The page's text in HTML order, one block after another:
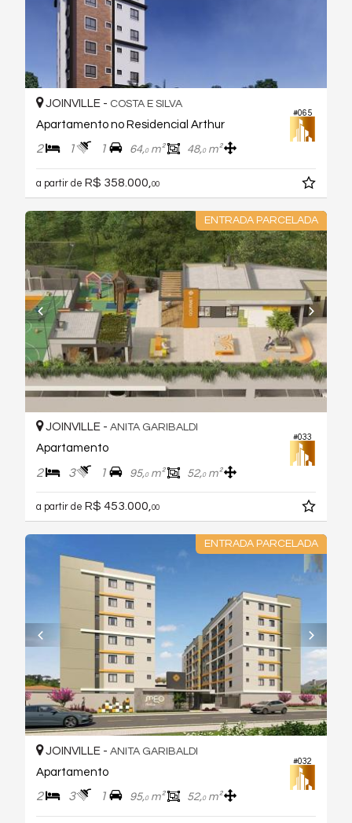
#065
JOINVILLE - COSTA E SILVA
Apartamento no Residencial Arthur
2 1 1 64,0m² 48,0m²
a partir de R$ 358.000, 00
ENTRADA PARCELADA
#033
JOINVILLE - ANITA GARIBALDI
Apartamento
2 3 1 95,0m² 52,0m²
a partir de R$ 453.000,00
ENTRADA PARCELADA
#032
JOINVILLE - ANITA GARIBALDI
Apartamento
2 3 1 95,0m² 52,0m²